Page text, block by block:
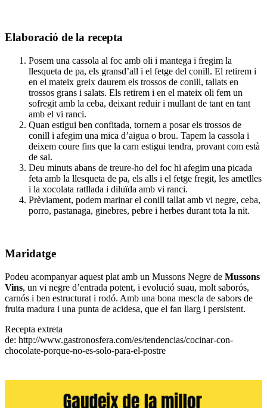
Elaboració de la recepta
Posem una cassola al foc amb oli i mantega i fregim la
llesqueta de pa, els gransd’all i el fetge del conill. El retirem i
en el mateix greix daurem els trossos de conill, tallats en
trossos grans i salats. Els retirem i en el mateix oli fem un
sofregit amb la ceba, deixant reduir i mullant de tant en tant
amb el vi ranci.
Quan estigui ben confitada, tornem a posar els trossos de
conill i afegim una mica d’aigua o brou. Tapem la cassola i
deixem coure fins que la carn estigui tendra, provant com està
de sal.
Deu minuts abans de treure-ho del foc hi afegim una picada
feta amb la llesqueta de pa, els alls i el fetge fregit, les ametlles
i la xocolata ratllada i diluïda amb vi ranci.
Prèviament, podem marinar el conill tallat amb vi negre, ceba,
porro, pastanaga, ginebres, pebre i herbes durant tota la nit.
Maridatge
Podeu acompanyar aquest plat amb un Mussons Negre de Mussons
Vins, un vi negre d’entrada potent, i evolució suau, molt saborós,
carnós i ben estructurat i rodó. Amb una bona mescla de sabors de
fruita madura i una punta de acidesa, que el fan llarg i persistent.
Recepta extreta
de: http://www.gastronosfera.com/es/tendencias/cocinar-con-
chocolate-porque-no-es-solo-para-el-postre